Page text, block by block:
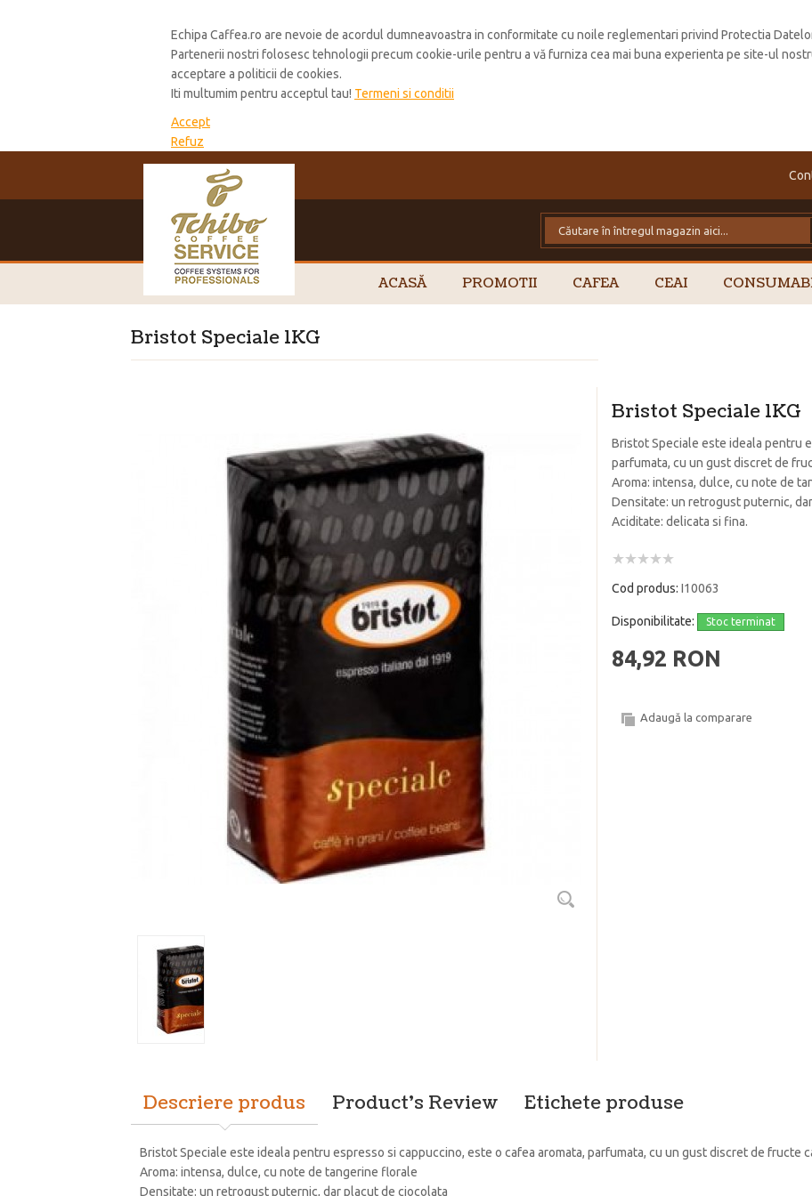
Echipa Caffea.ro are nevoie de acordul dumneavoastra in conformitate cu noile reglementari privind Protectia Datelor
Partenerii nostri folosesc tehnologii precum cookie-urile pentru a vă furniza cea mai buna experienta pe site-ul
acceptare a politicii de cookies.
Iti multumim pentru acceptul tau! Termeni si conditii
Accept
Refuz
ACASĂ PROMOTII CAFEA CEAI
Bristot Speciale 1KG
Bristot Speciale 1KG
Bristot Speciale este ideala pentru
parfumata, cu un gust discret de
Aroma: intensa, dulce, cu note de
Densitate: un retrogust puternic,
Aciditate: delicata si fina.
Cod produs: I10063
Disponibilitate: Stoc terminat
84,92 RON
Adaugă la comparare
Descriere produs Product's Review Etichete produse
Bristot Speciale este ideala pentru espresso si cappuccino, este o cafea aromata, parfumata, cu un gust discret de fructe
Aroma: intensa, dulce, cu note de tangerine florale
Densitate: un retrogust puternic, dar placut de ciocolata